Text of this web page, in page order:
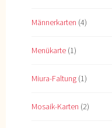
Männerkarten (4)
Menükarte (1)
Miura-Faltung (1)
Mosaik-Karten (2)